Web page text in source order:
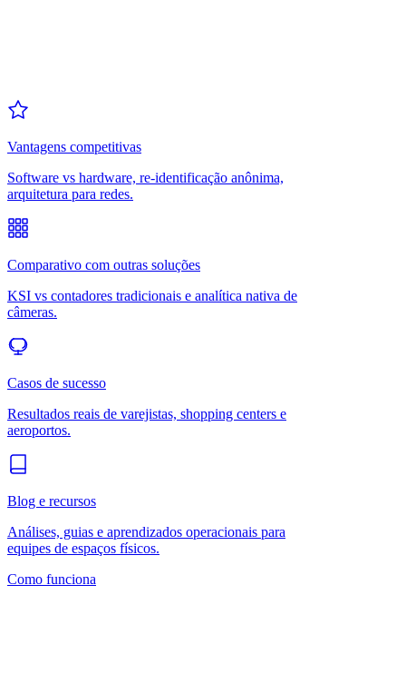
Vantagens competitivas
Software vs hardware, re-identificação anônima,
arquitetura para redes.
Comparativo com outras soluções
KSI vs contadores tradicionais e analítica nativa de
câmeras.
Casos de sucesso
Resultados reais de varejistas, shopping centers e
aeroportos.
Blog e recursos
Análises, guias e aprendizados operacionais para
equipes de espaços físicos.
Como funciona